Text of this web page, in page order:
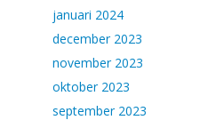
januari 2024
december 2023
november 2023
oktober 2023
september 2023